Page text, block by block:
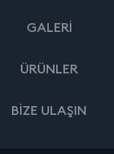
GALERİ
ÜRÜNLER
BİZE ULAŞIN